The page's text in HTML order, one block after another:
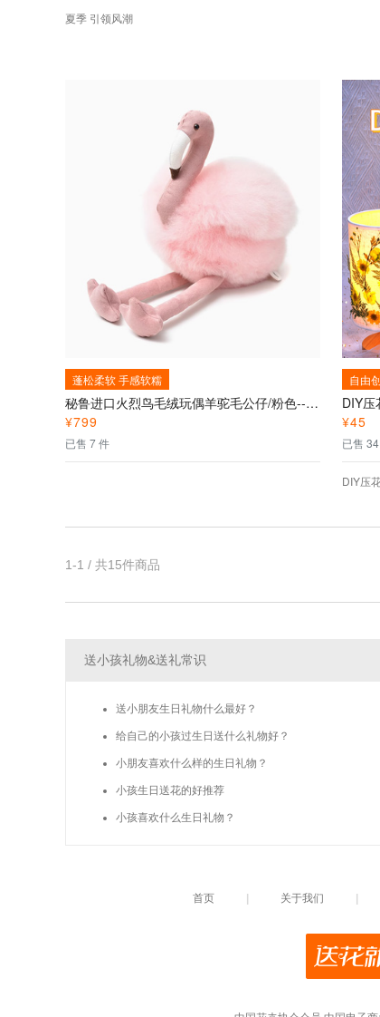
夏季 引领风潮
蓬松柔软 手感软糯
秘鲁进口火烈鸟毛绒玩偶羊驼毛公仔/粉色--高端进口秘鲁羊驼毛萌宠礼物、纯手工制作、超柔触感
¥799
已售 7 件
自由
¥45
已售
DIY压
1-1 / 共15件商品
送小孩礼物&送礼常识
送小朋友生日礼物什么最好？
给自己的小孩过生日送什么礼物好？
小朋友喜欢什么样的生日礼物？
小孩生日送花的好推荐
小孩喜欢什么生日礼物？
首页 关于我们